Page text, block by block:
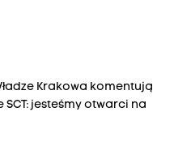
Krakowa komentują
jesteśmy otwarci na